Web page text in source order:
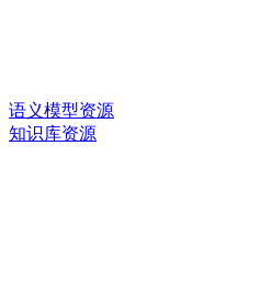
语义模型资源
知识库资源